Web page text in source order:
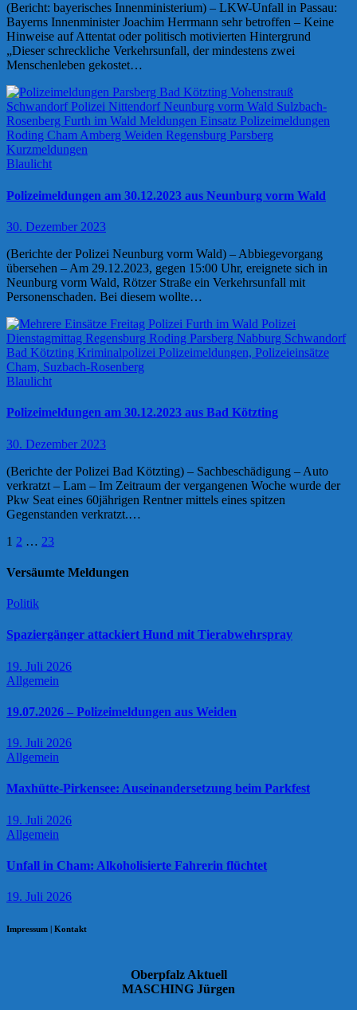
(Bericht: bayerisches Innenministerium) – LKW-Unfall in Passau:
Bayerns Innenminister Joachim Herrmann sehr betroffen – Keine
Hinweise auf Attentat oder politisch motivierten Hintergrund
„Dieser schreckliche Verkehrsunfall, der mindestens zwei
Menschenleben gekostet…
Blaulicht
Polizeimeldungen am 30.12.2023 aus Neunburg vorm Wald
30. Dezember 2023
(Berichte der Polizei Neunburg vorm Wald) – Abbiegevorgang
übersehen – Am 29.12.2023, gegen 15:00 Uhr, ereignete sich in
Neunburg vorm Wald, Rötzer Straße ein Verkehrsunfall mit
Personenschaden. Bei diesem wollte…
Blaulicht
Polizeimeldungen am 30.12.2023 aus Bad Kötzting
30. Dezember 2023
(Berichte der Polizei Bad Kötzting) – Sachbeschädigung – Auto
verkratzt – Lam – Im Zeitraum der vergangenen Woche wurde der
Pkw Seat eines 60jährigen Rentner mittels eines spitzen
Gegenstanden verkratzt.…
Seitennummerierung
der
1 2 … 23
Versäumte Meldungen
Politik
Spaziergänger attackiert Hund mit Tierabwehrspray
19. Juli 2026
Allgemein
19.07.2026 – Polizeimeldungen aus Weiden
19. Juli 2026
Allgemein
Maxhütte-Pirkensee: Auseinandersetzung beim Parkfest
19. Juli 2026
Allgemein
Unfall in Cham: Alkoholisierte Fahrerin flüchtet
19. Juli 2026
Impressum | Kontakt
Oberpfalz Aktuell
MASCHING Jürgen